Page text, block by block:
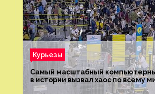
Курьезы
Самый масштабный
в истории вызвал хаос по всему
было?